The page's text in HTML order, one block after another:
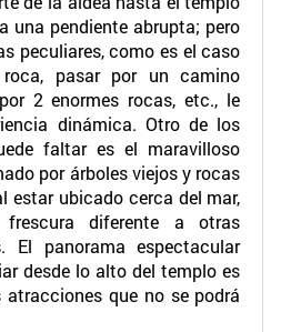
una pendiente abrupta; pero
peculiares, como es el caso
pasar por un camino
2 enormes rocas, etc., le
dinámica. Otro de los
faltar es el maravilloso
por árboles viejos y rocas
estar ubicado cerca del mar,
diferente a otras
El panorama espectacular
desde lo alto del templo es
que no se podrá